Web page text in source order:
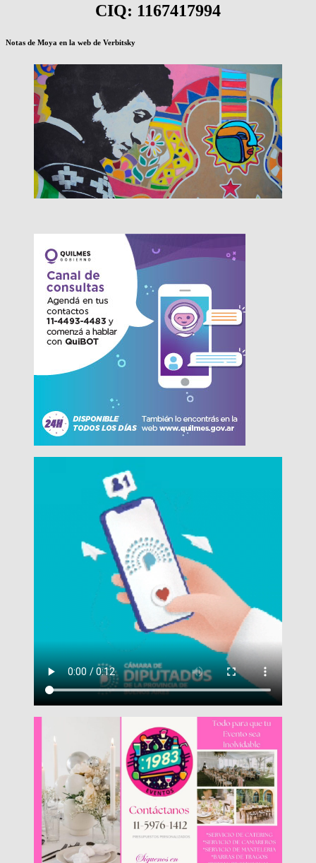
DOMINGUEZCIQ: 1167417994
Notas de Moya en la web de Verbitsky